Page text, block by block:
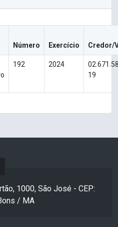
Número Exercício Credor/
192 2024
19
1000, São José - CEP:
/ MA